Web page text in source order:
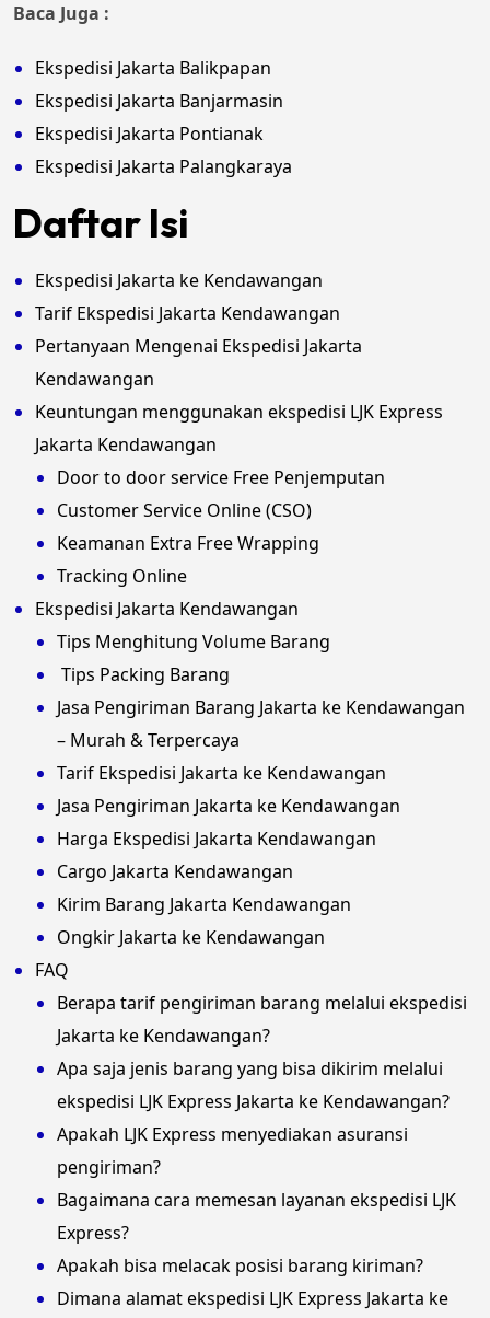
Baca Juga :
Ekspedisi Jakarta Balikpapan
Ekspedisi Jakarta Banjarmasin
Ekspedisi Jakarta Pontianak
Ekspedisi Jakarta Palangkaraya
Daftar Isi
Ekspedisi Jakarta ke Kendawangan
Tarif Ekspedisi Jakarta Kendawangan
Pertanyaan Mengenai Ekspedisi Jakarta
Kendawangan
Keuntungan menggunakan ekspedisi LJK Express
Jakarta Kendawangan
Door to door service Free Penjemputan
Customer Service Online (CSO)
Keamanan Extra Free Wrapping
Tracking Online
Ekspedisi Jakarta Kendawangan
Tips Menghitung Volume Barang
Tips Packing Barang
Jasa Pengiriman Barang Jakarta ke Kendawangan
– Murah & Terpercaya
Tarif Ekspedisi Jakarta ke Kendawangan
Jasa Pengiriman Jakarta ke Kendawangan
Harga Ekspedisi Jakarta Kendawangan
Cargo Jakarta Kendawangan
Kirim Barang Jakarta Kendawangan
Ongkir Jakarta ke Kendawangan
FAQ
Berapa tarif pengiriman barang melalui ekspedisi
Jakarta ke Kendawangan?
Apa saja jenis barang yang bisa dikirim melalui
ekspedisi LJK Express Jakarta ke Kendawangan?
Apakah LJK Express menyediakan asuransi
pengiriman?
Bagaimana cara memesan layanan ekspedisi LJK
Express?
Apakah bisa melacak posisi barang kiriman?
Dimana alamat ekspedisi LJK Express Jakarta ke